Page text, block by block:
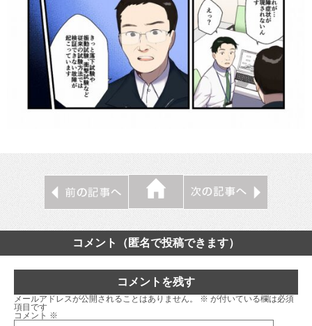
コメント（匿名で投稿できます）
コメントを残す
メールアドレスが公開されることはありません。 ※ が付いている欄は必須
項目です
コメント ※